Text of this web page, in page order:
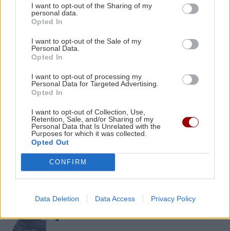
I want to opt-out of the Sharing of my
personal data.
Opted In
I want to opt-out of the Sale of my
Personal Data.
Opted In
I want to opt-out of processing my
Personal Data for Targeted Advertising.
Opted In
I want to opt-out of Collection, Use,
Retention, Sale, and/or Sharing of my
Personal Data that Is Unrelated with the
Purposes for which it was collected.
Opted Out
CONFIRM
Data Deletion Data Access Privacy Policy
τον μήνα Ιούλιο 2026
18:24
ΠΟΛΙΤΙΚΗ
Ευθεία πρόκληση από την Άγκυρα: Απειλεί τη
Ναυτικό
ΥΓΕΙΑ
Αντιηλιακά: Σταματήστε να ξοδεύετε χρήματα
- Η τζάμπα λύση που προτείνουν οι γιατροί!
Θύμα απάτης ηλικιωμένη: «Θα γίνει έκρηξη
στο σπίτι σου, βγάλε τα κοσμήματα έξω»
ΠΕΡΙΣΣΟΤΕΡΑ
GOSSIP - LIFESTYLE
Γερονικολού: Ποζάρει με καλοκαιρινή
διάθεση στην πισίνα
ΑΘΛΗΤΙΚΑ